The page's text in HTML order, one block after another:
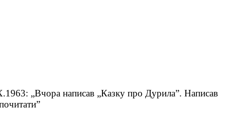
„Вчора написав „Казку про Дурила”. Написав